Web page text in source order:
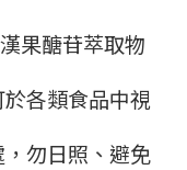
果醣苷萃取物
於各類食品中視
，勿日照、避免